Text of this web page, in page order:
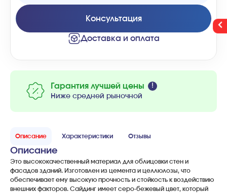
Гарантия лучшей цены
Ниже средней рыночной
Консультация
Доставка и оплата
Описание Характеристики Отзывы
Описание
Это высококачественный материал для облицовки стен и
фасадов зданий. Изготовлен из цемента и целлюлозы, что
обеспечивает ему высокую прочность и стойкость к воздействию
внешних факторов. Сайдинг имеет серо-бежевый цвет, который